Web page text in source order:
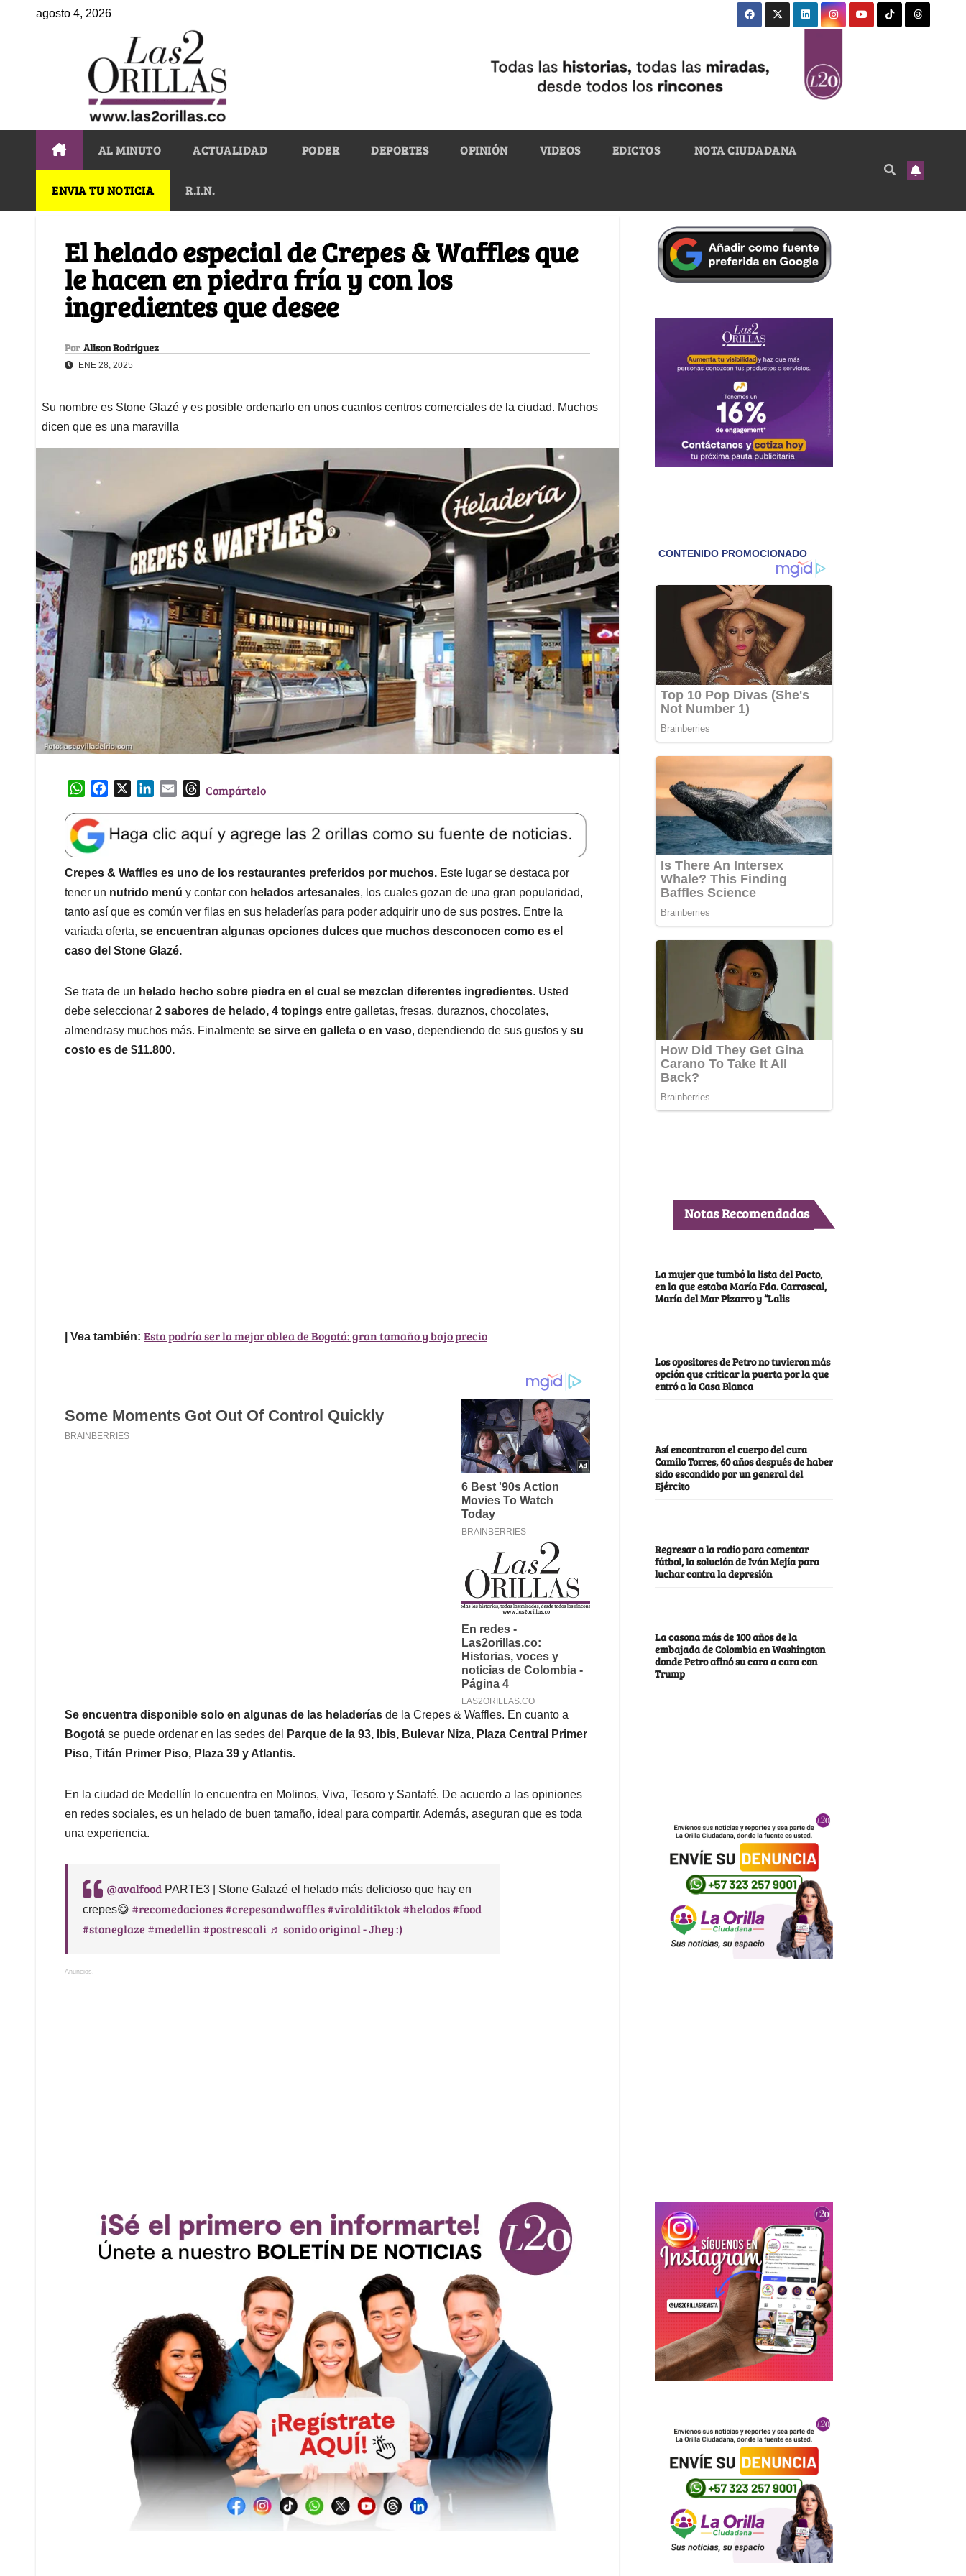
agosto 4, 2026
AL MINUTO ACTUALIDAD PODER DEPORTES OPINIÓN VIDEOS EDICTOS NOTA CIUDADANA
ENVIA TU NOTICIA R.I.N.
El helado especial de Crepes & Waffles que
le hacen en piedra fría y con los
ingredientes que desee
Por Alison Rodríguez
ENE 28, 2025
Su nombre es Stone Glazé y es posible ordenarlo en unos cuantos centros comerciales de la ciudad. Muchos
dicen que es una maravilla
W
a
t
s
A
p
p
e
b
o
o
k
k
e
d
I
n
l
T
e
a
d
s
Compártelo
Crepes & Waffles es uno de los restaurantes preferidos por muchos. Este lugar se destaca por
tener un nutrido menú y contar con helados artesanales, los cuales gozan de una gran popularidad,
tanto así que es común ver filas en sus heladerías para poder adquirir uno de sus postres. Entre la
variada oferta, se encuentran algunas opciones dulces que muchos desconocen como es el
caso del Stone Glazé.
Se trata de un helado hecho sobre piedra en el cual se mezclan diferentes ingredientes. Usted
debe seleccionar 2 sabores de helado, 4 topings entre galletas, fresas, duraznos, chocolates,
almendrasy muchos más. Finalmente se sirve en galleta o en vaso, dependiendo de sus gustos y su
costo es de $11.800.
| Vea también: Esta podría ser la mejor oblea de Bogotá: gran tamaño y bajo precio
Se encuentra disponible solo en algunas de las heladerías de la Crepes & Waffles. En cuanto a
Bogotá se puede ordenar en las sedes del
Parque de la 93, Ibis, Bulevar Niza, Plaza Central Primer
Piso, Titán Primer Piso, Plaza 39 y Atlantis.
En la ciudad de Medellín lo encuentra en Molinos, Viva, Tesoro y Santafé. De acuerdo a las opiniones
en redes sociales, es un helado de buen tamaño, ideal para compartir. Además, aseguran que es toda
una experiencia.
@avalfood PARTE3 | Stone Galazé el helado más delicioso que hay en
crepes😋 #recomedaciones#crepesandwaffles#viralditiktok#helados#food
#stoneglaze #medellin #postrescali ♬ sonido original - Jhey :)
Anuncios.
Notas Recomendadas
La mujer que tumbó la lista del Pacto,
en la que estaba María Fda. Carrascal,
María del Mar Pizarro y “Lalis
Los opositores de Petro no tuvieron más
opción que criticar la puerta por la que
entró a la Casa Blanca
Así encontraron el cuerpo del cura
Camilo Torres, 60 años después de haber
sido escondido por un general del
Ejército
Regresar a la radio para comentar
fútbol, la solución de Iván Mejía para
luchar contra la depresión
La casona más de 100 años de la
embajada de Colombia en Washington
donde Petro afinó su cara a cara con
Trump